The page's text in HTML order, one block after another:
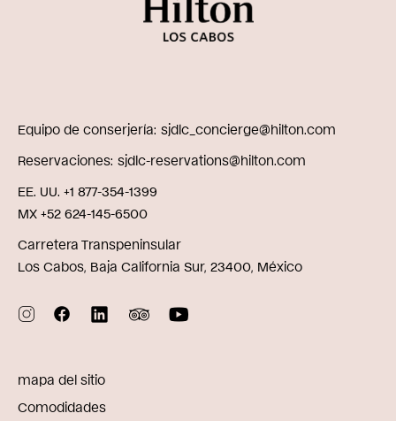
Equipo de conserjería sjdlc_concierge@hilton.com
Reservaciones sjdlc-reservations@hilton.com
EE. UU. +1 877-354-1399
MX +52 624-145-6500
Carretera Transpeninsular
Los Cabos, Baja California Sur, 23400, México
mapa del sitio
Comodidades